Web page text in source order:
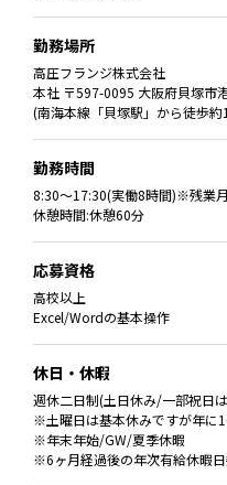
勤務場所
高圧フランジ株式会社
本社 〒597-0095 大阪府貝塚市
(南海本線「貝塚駅」から徒歩約
勤務時間
8:30〜17:30(実働8時間)※残業
休憩時間:休憩60分
応募資格
高校以上
Excel/Wordの基本操作
休日・休暇
週休二日制(土日休み/一部祝日
※土曜日は基本休みですが年に
※年末年始/GW/夏季休暇
※6ヶ月経過後の年次有給休暇